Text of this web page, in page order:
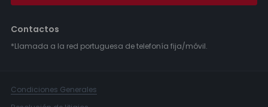
Contactos
*Llamada a la red portuguesa de telefonía fija/móvil.
Condiciones Generales